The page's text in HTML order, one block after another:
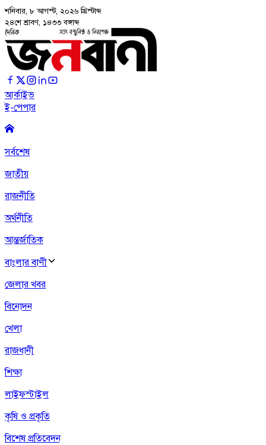
শনিবার, ৮ আগস্ট, ২০২৬ খ্রিস্টাব্দ
২৪শে শ্রাবণ, ১৪৩৩ বঙ্গাব্দ
আর্কাইভ
ই-পেপার
সর্বশেষ
জাতীয়
রাজনীতি
অর্থনীতি
আন্তর্জাতিক
বাংলার বাণী
জেলার খবর
বিনোদন
খেলা
রাজধানী
শিক্ষা
লাইফস্টাইল
কৃষি ও প্রকৃতি
বিশেষ প্রতিবেদন